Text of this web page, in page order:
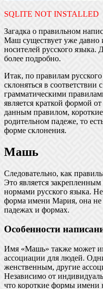
SQLITE NOT INSTALLED
Загадка о правильном
Маш существует уже давно
носителей русского языка.
более подробно.
Итак, по правилам
склоняться в соответствии
грамматическими
является краткой формой
данным правилом,
родительном падеже, то
форме склонения.
Машь
Следовательно, как
Это является
нормами русского языка.
форма имени Мария, она не
падежах и формах.
Особенности
Имя «Машь» также может
ассоциации для людей.
женственным, другие
Независимо от
что короткие формы имени